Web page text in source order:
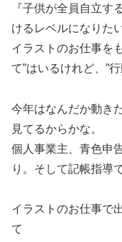
『子供が全員自立す
けるレベルになりた
イラストのお仕事を
て”はいるけれど、”
今年はなんだか動き
見てるからかな。
個人事業主、青色申
り。そして記帳指導
イラストのお仕事で
て